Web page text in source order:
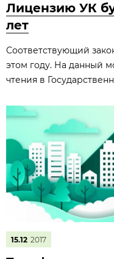
Лицензию УК
лет
Соответствующий
этом году. На данный
чтения в
15.12 2017